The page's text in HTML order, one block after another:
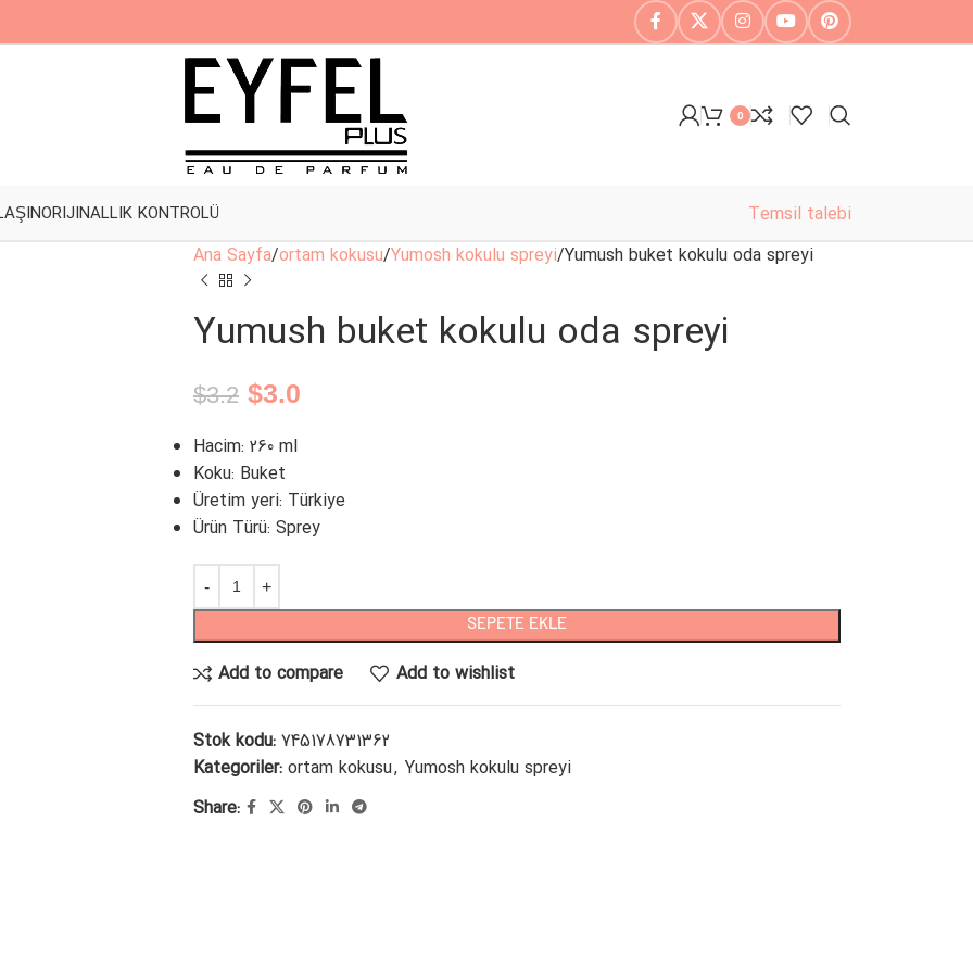
0
ORIJINALLIK KONTROLÜ Temsil talebi
Ana Sayfa ortam kokusu Yumosh kokulu spreyi Yumush buket kokulu oda spreyi
Yumush buket kokulu oda spreyi
$3.2 $3.0
Hacim: 260 ml
Koku: Buket
Üretim yeri: Türkiye
Ürün Türü: Sprey
SEPETE EKLE
Add to compare Add to wishlist
Stok kodu: 745178731362
Kategoriler: ortam kokusu, Yumosh kokulu spreyi
Share: